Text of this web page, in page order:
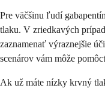
Pre väčšinu ľudí
tlaku. V zriedkavých
zaznamenať výraznejšie
scenárov vám môže
Ak už máte nízky krvný